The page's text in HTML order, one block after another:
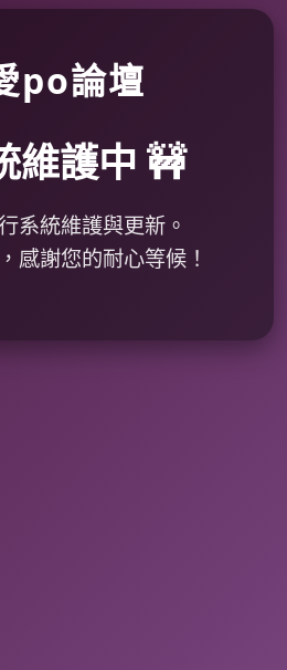
po論壇
維護中 🚧
系統維護與更新。
感謝您的耐心等候！